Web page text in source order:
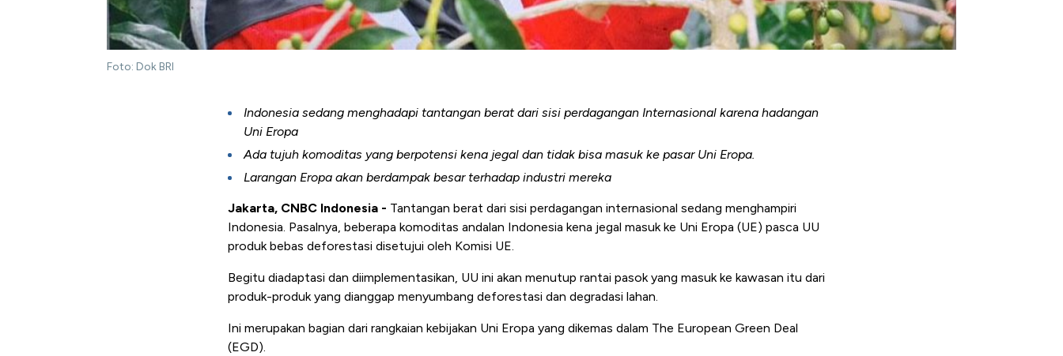
Foto: Dok BRI
Indonesia sedang menghadapi tantangan berat dari sisi perdagangan Internasional karena hadangan
Uni Eropa
Ada tujuh komoditas yang berpotensi kena jegal dan tidak bisa masuk ke pasar Uni Eropa.
Larangan Eropa akan berdampak besar terhadap industri mereka
Jakarta, CNBC Indonesia - Tantangan berat dari sisi perdagangan internasional sedang menghampiri
Indonesia. Pasalnya, beberapa komoditas andalan Indonesia kena jegal masuk ke Uni Eropa (UE) pasca UU
produk bebas deforestasi disetujui oleh Komisi UE.
Begitu diadaptasi dan diimplementasikan, UU ini akan menutup rantai pasok yang masuk ke kawasan itu dari
produk-produk yang dianggap menyumbang deforestasi dan degradasi lahan.
Ini merupakan bagian dari rangkaian kebijakan Uni Eropa yang dikemas dalam The European Green Deal
(EGD).